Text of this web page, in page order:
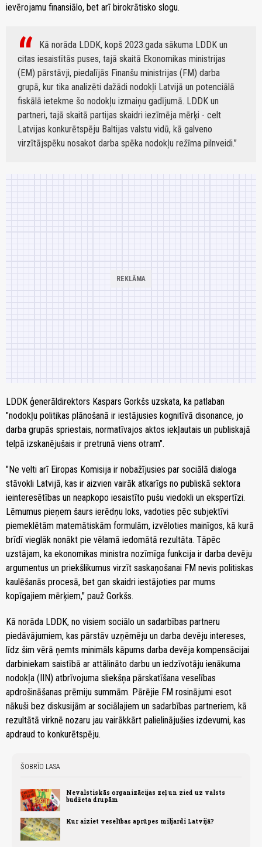
ievērojamu finansiālo, bet arī birokrātisko slogu.
Kā norāda LDDK, kopš 2023.gada sākuma LDDK un
citas iesaistītās puses, tajā skaitā Ekonomikas ministrijas
(EM) pārstāvji, piedalījās Finanšu ministrijas (FM) darba
grupā, kur tika analizēti dažādi nodokļi Latvijā un potenciālā
fiskālā ietekme šo nodokļu izmaiņu gadījumā. LDDK un
partneri, tajā skaitā partijas skaidri iezīmēja mērķi - celt
Latvijas konkurētspēju Baltijas valstu vidū, kā galveno
virzītājspēku nosakot darba spēka nodokļu režīma pilnveidi.
LDDK ģenerāldirektors Kaspars Gorkšs uzskata, ka patlaban
"nodokļu politikas plānošanā ir iestājusies kognitīvā disonance, jo
darba grupās spriestais, normatīvajos aktos iekļautais un publiskajā
telpā izskanējušais ir pretrunā viens otram".
"Ne velti arī Eiropas Komisija ir nobažījusies par sociālā dialoga
stāvokli Latvijā, kas ir aizvien vairāk atkarīgs no publiskā sektora
ieinteresētības un neapkopo iesaistīto pušu viedokli un ekspertīzi.
Lēmumus pieņem šaurs ierēdņu loks, vadoties pēc subjektīvi
piemeklētām matemātiskām formulām, izvēloties mainīgos, kā kurā
brīdī vieglāk nonākt pie vēlamā iedomātā rezultāta. Tāpēc
uzstājam, ka ekonomikas ministra nozīmīga funkcija ir darba devēju
argumentus un priekšlikumus virzīt saskaņošanai FM nevis politiskas
kaulēšanās procesā, bet gan skaidri iestājoties par mums
kopīgajiem mērķiem," pauž Gorkšs.
Kā norāda LDDK, no visiem sociālo un sadarbības partneru
piedāvājumiem, kas pārstāv uzņēmēju un darba devēju intereses,
līdz šim vērā ņemts minimāls kāpums darba devēja kompensācijai
darbiniekam saistībā ar attālināto darbu un iedzīvotāju ienākuma
nodokļa (IIN) atbrīvojuma sliekšņa pārskatīšana veselības
apdrošināšanas prēmiju summām. Pārējie FM rosinājumi esot
nākuši bez diskusijām ar sociālajiem un sadarbības partneriem, kā
rezultātā virknē nozaru jau vairākkārt palielinājušies izdevumi, kas
apdraud to konkurētspēju.
ŠOBRĪD LASA
Nevalstiskās organizācijas zeļ un zied uz valsts
budžeta drupām
Kur aiziet veselības aprūpes miljardi Latvijā?